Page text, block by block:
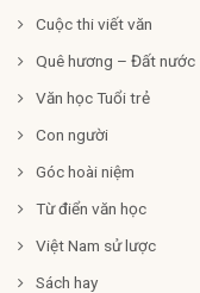
Cuộc thi viết văn
Quê hương – Đất nước
Văn học Tuổi trẻ
Con người
Góc hoài niệm
Từ điển văn học
Việt Nam sử lược
Sách hay